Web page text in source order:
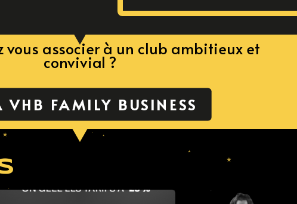
vous associer à un club ambitieux et
convivial ?
VHB FAMILY BUSINESS